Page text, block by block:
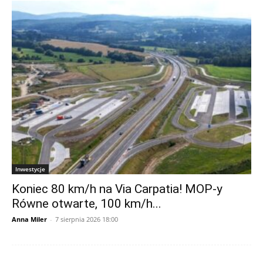
Inwestycje
Koniec 80 km/h na Via Carpatia! MOP-y
Równe otwarte, 100 km/h...
Anna Miler - 7 sierpnia 2026 18:00